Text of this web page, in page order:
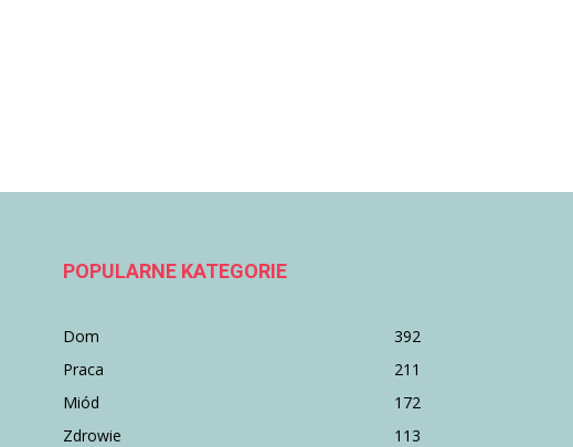
POPULARNE KATEGORIE
Dom
392
Praca
211
Miód
172
Zdrowie
113